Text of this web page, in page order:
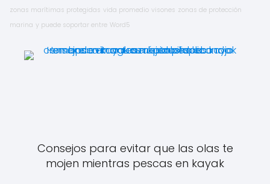
zonas marítimas protegidas vida promedio visones zonas de protección
marina y puede soportar entre Word5
Consejos para evitar que las olas te
mojen mientras pescas en kayak